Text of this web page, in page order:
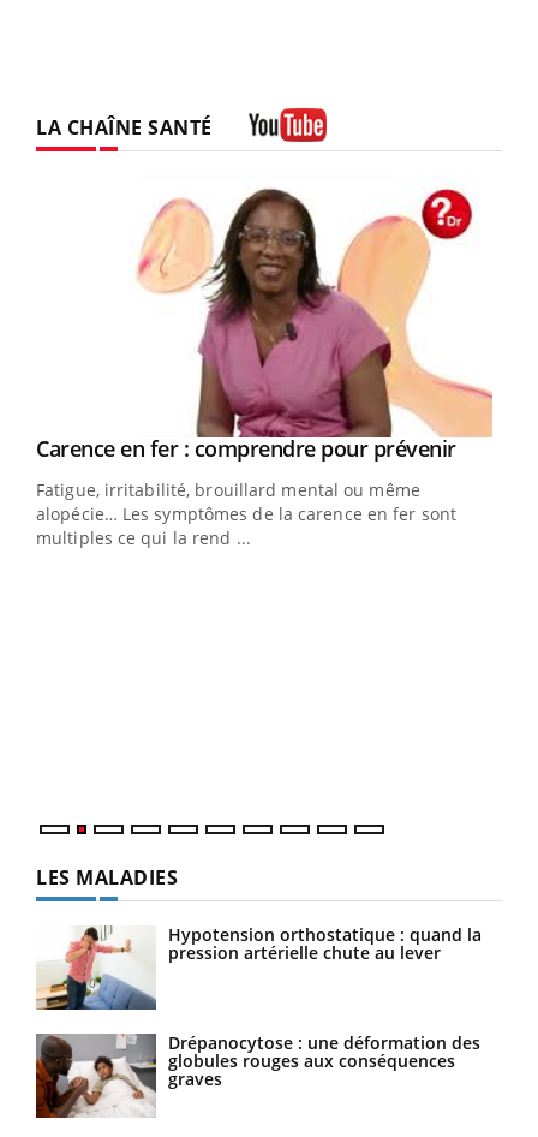
LA CHAÎNE SANTÉ
Youtube
Carence en fer : comprendre pour prévenirYoutube
Fatigue, irritabilité, brouillard mental ou même
alopécie… Les symptômes de la carence en fer sont
multiples ce qui la rend ...
LES MALADIES
Hypotension orthostatique : quand la
pression artérielle chute au lever
Drépanocytose : une déformation des
globules rouges aux conséquences
graves